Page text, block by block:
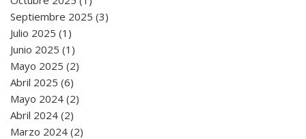
Septiembre 2025 (3)
Julio 2025 (1)
Junio 2025 (1)
Mayo 2025 (2)
Abril 2025 (6)
Mayo 2024 (2)
Abril 2024 (2)
Marzo 2024 (2)